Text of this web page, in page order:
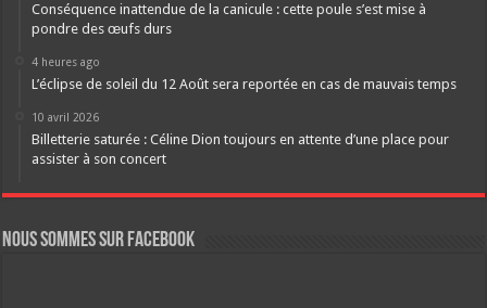
Conséquence inattendue de la canicule : cette poule s’est mise à
pondre des œufs durs
4 heures ago
L’éclipse de soleil du 12 Août sera reportée en cas de mauvais temps
10 avril 2026
Billetterie saturée : Céline Dion toujours en attente d’une place pour
assister à son concert
Nous sommes sur FaceBook